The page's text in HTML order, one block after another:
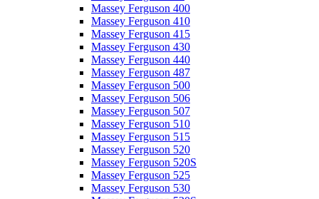
Massey Ferguson 400
Massey Ferguson 410
Massey Ferguson 415
Massey Ferguson 430
Massey Ferguson 440
Massey Ferguson 487
Massey Ferguson 500
Massey Ferguson 506
Massey Ferguson 507
Massey Ferguson 510
Massey Ferguson 515
Massey Ferguson 520
Massey Ferguson 520S
Massey Ferguson 525
Massey Ferguson 530